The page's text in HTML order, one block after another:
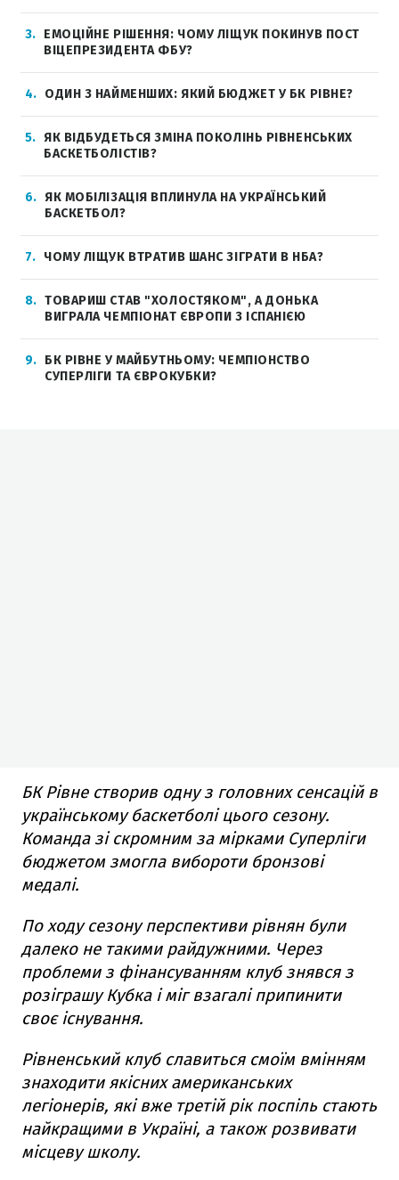
3
ЕМОЦІЙНЕ РІШЕННЯ: ЧОМУ ЛІЩУК ПОКИНУВ ПОСТ
ВІЦЕПРЕЗИДЕНТА ФБУ?
4 ОДИН З НАЙМЕНШИХ: ЯКИЙ БЮДЖЕТ У БК РІВНЕ?
5
ЯК ВІДБУДЕТЬСЯ ЗМІНА ПОКОЛІНЬ РІВНЕНСЬКИХ
БАСКЕТБОЛІСТІВ?
6
ЯК МОБІЛІЗАЦІЯ ВПЛИНУЛА НА УКРАЇНСЬКИЙ
БАСКЕТБОЛ?
7 ЧОМУ ЛІЩУК ВТРАТИВ ШАНС ЗІГРАТИ В НБА?
8
ТОВАРИШ СТАВ "ХОЛОСТЯКОМ", А ДОНЬКА
ВИГРАЛА ЧЕМПІОНАТ ЄВРОПИ З ІСПАНІЄЮ
9
БК РІВНЕ У МАЙБУТНЬОМУ: ЧЕМПІОНСТВО
СУПЕРЛІГИ ТА ЄВРОКУБКИ?
БК Рівне створив одну з головних сенсацій в
українському баскетболі цього сезону.
Команда зі скромним за мірками Суперліги
бюджетом змогла вибороти бронзові
медалі.
По ходу сезону перспективи рівнян були
далеко не такими райдужними. Через
проблеми з фінансуванням клуб знявся з
розіграшу Кубка і міг взагалі припинити
своє існування.
Рівненський клуб славиться смоїм вмінням
знаходити якісних американських
легіонерів, які вже третій рік поспіль стають
найкращими в Україні, а також розвивати
місцеву школу.